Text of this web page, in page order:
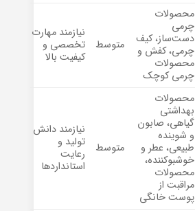
محصولات
چرمی
دست‌ساز، کیف
چرمی، کفش و
محصولات
چرمی کوچک
متوسط
نیازمند مهارت
تخصصی و
کیفیت بالا
محصولات
بهداشتی
گیاهی، صابون
و شوینده
طبیعی، عطر و
خوشبوکننده،
محصولات
مراقبت از
پوست خانگی
متوسط
نیازمند دانش
تولید و
رعایت
استانداردها